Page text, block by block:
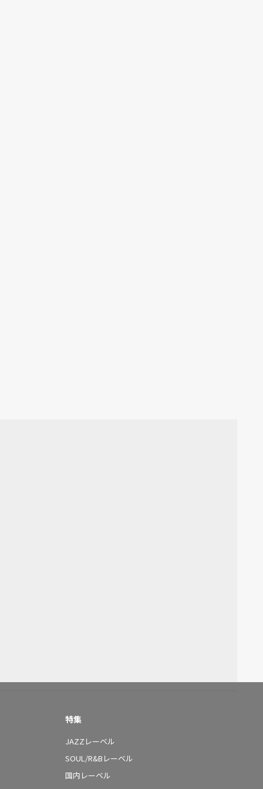
特集
JAZZレーベル
SOUL/R&Bレーベル
国内レーベル